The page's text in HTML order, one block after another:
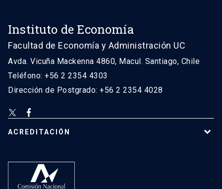
Instituto de Economía
Facultad de Economía y Administración UC
Avda. Vicuña Mackenna 4860, Macul. Santiago, Chile
Teléfono: +56 2 2354 4303
Dirección de Postgrado: +56 2 2354 4028
ACREDITACIÓN